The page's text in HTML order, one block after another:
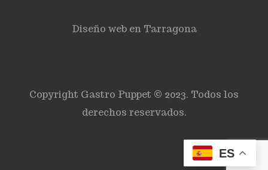
Diseño web en Tarragona
Copyright Gastro Puppet © 2023. Todos los
derechos reservados.
ES